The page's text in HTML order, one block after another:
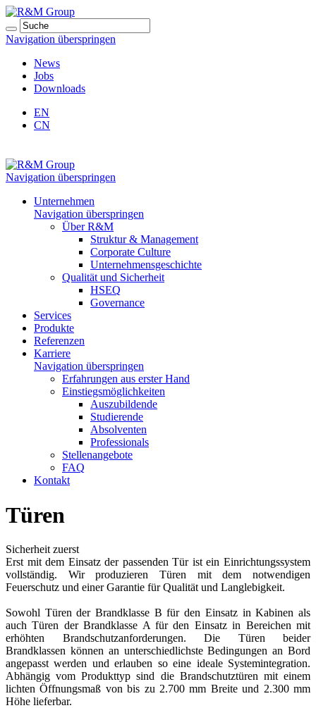
Navigation überspringen
News
Jobs
Downloads
EN
CN
Navigation überspringen
Unternehmen
Navigation überspringen
Über R&M
Struktur & Management
Corporate Culture
Unternehmensgeschichte
Qualität und Sicherheit
HSEQ
Governance
Services
Produkte
Referenzen
Karriere
Navigation überspringen
Erfahrungen aus erster Hand
Einstiegsmöglichkeiten
Auszubildende
Studierende
Absolventen
Professionals
Stellenangebote
FAQ
Kontakt
Türen
Sicherheit zuerst
Erst mit dem Einsatz der passenden Tür ist ein Einrichtungssystem
vollständig. Wir produzieren Türen mit dem notwendigen
Feuerschutz und einer Garantie für Qualität und Langlebigkeit.
Sowohl Türen der Brandklasse B für den Einsatz in Kabinen als
auch Türen der Brandklasse A für den Einsatz in Bereichen mit
erhöhten Brandschutzanforderungen. Die Türen beider
Brandklassen können an unterschiedlichste Bedingungen an Bord
angepasst werden und erlauben so eine ideale Systemintegration.
Abhängig vom Produkttyp sind die Brandschutztüren mit einem
lichten Öffnungsmaß von bis zu 2.700 mm Breite und 2.300 mm
Höhe lieferbar.